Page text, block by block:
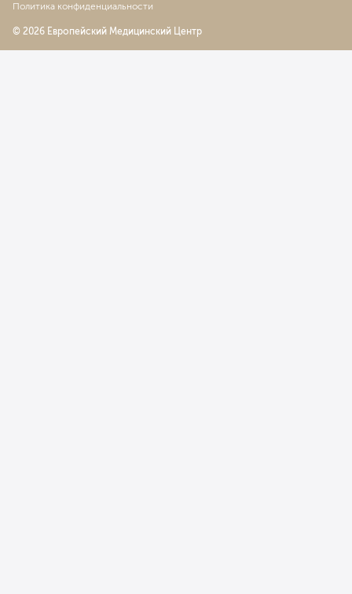
Политика конфиденциальности
© 2026 Европейский Медицинский Центр